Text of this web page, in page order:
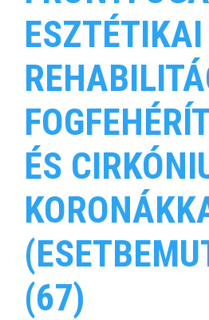
ESZTÉTIKAI
ÉS
(67)